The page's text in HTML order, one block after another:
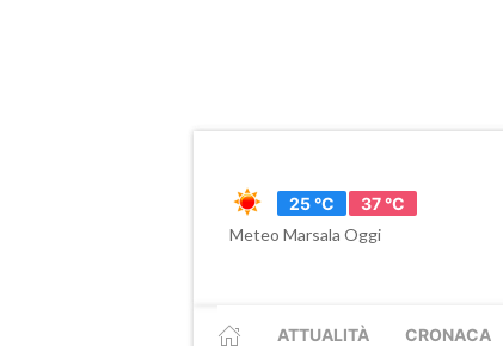
25 °C
37 °C
Meteo Marsala Oggi
ATTUALITÀ CRONACA